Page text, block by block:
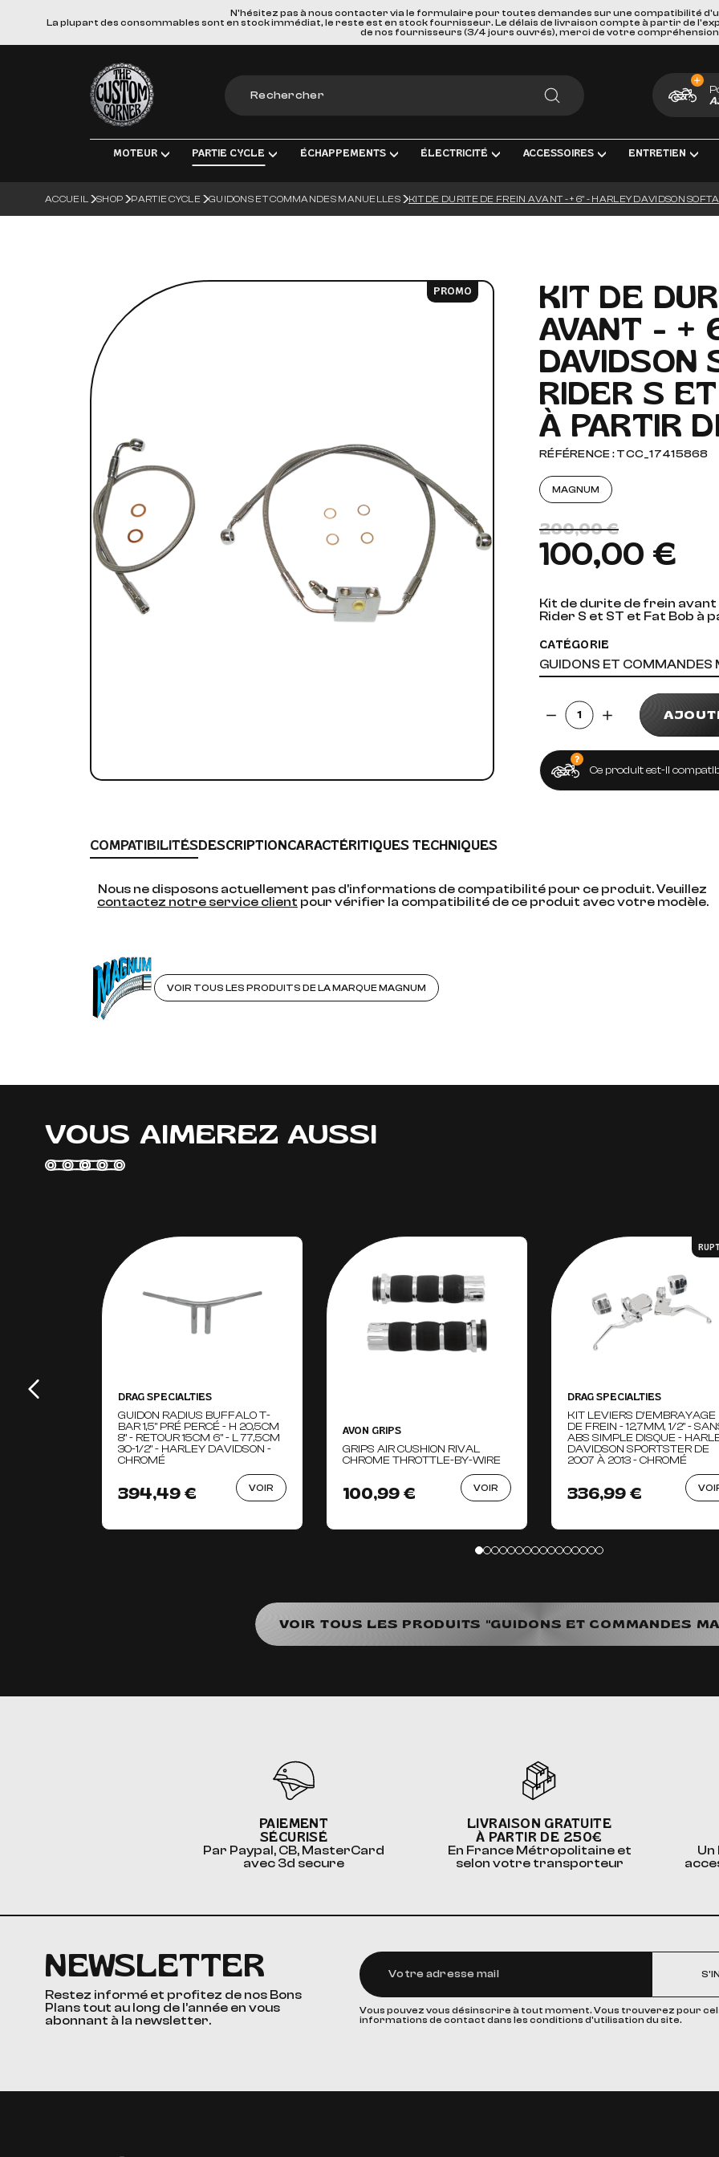
N'hésitez pas à nous contacter via le formulaire pour toutes demandes sur une compatibilité
La plupart des consommables sont en stock immédiat, le reste est en stock fournisseur. Le délais de livraison compte à partir de
de nos fournisseurs (3/4 jours ouvrés), merci de votre compréhension
The Custom Corner
RECHERCHER
MOTEUR
MOTEUR & PIÈCES DE RECHANGE
PARTIE CYCLE
TRANSMISSION FINALE
ROUES & ACCESSOIRES
CHAMBRES À AIR & ACCESSOIRES
ÉCHAPPEMENTS
LIGNES D'ÉCHAPPEMENT COMPLÈTE
MATERIEL DE MONTAGE & ACCESSOIRES
ÉLECTRICITÉ
ÉLECTRICITÉ ET MESURE
BOUGIES D'ALLUMAGE
ACCESSOIRES
BAGAGERIE
ACCESSOIRES DIVERS
PAREBRISES ET CARENAGES
AUDIO, VIDÉO ET FIXATIONS
ENTRETIEN
HUILES, PRODUIT CHIMIQUES ET
BOUGIES D'ALLUMAGE
BATTERIES
OUTILLAGE
VISSERIE
GOODIES
ACCUEIL SHOP PARTIE CYCLE GUIDONS ET COMMANDES MANUELLES KIT DE DURITE DE FREIN AVANT - + 6" - HARLEY DAVIDSON
PROMO
KIT DE
AVANT - +
DAVIDSON
RIDER S
À PARTIR
RÉFÉRENCE : TCC_17415868
MAGNUM
200,00 €
100,00 €
Kit de durite de frein avant
Rider S et ST et Fat Bob à
CATÉGORIE
GUIDONS ET COMMANDES
Quantité
Ce produit est-il
COMPATIBILITÉSDESCRIPTIONCARACTÉRITIQUES TECHNIQUES
Nous ne disposons actuellement pas d'informations de compatibilité pour ce produit. Veuillez
contactez notre service client pour vérifier la compatibilité de ce produit avec votre modèle.
VOIR TOUS LES PRODUITS DE LA MARQUE MAGNUM
VOUS AIMEREZ AUSSI
DRAG SPECIALTIES
GUIDON RADIUS BUFFALO T-
BAR 1,5" PRÉ PERCÉ - H 20,5CM
8" - RETOUR 15CM 6" - L 77,5CM
30-1/2" - HARLEY DAVIDSON -
CHROMÉ
394,49 € VOIR
AVON GRIPS
GRIPS AIR CUSHION RIVAL
CHROME THROTTLE-BY-WIRE
100,99 € VOIR
DRAG SPECIALTIES
KIT LEVIERS D'EMBRAYAGE
DE FREIN - 12,7MM, 1/2" -
ABS SIMPLE DISQUE -
DAVIDSON SPORTSTER DE
2007 À 2013 - CHROMÉ
336,99 €
VOIR TOUS LES PRODUITS "GUIDONS ET COMMANDES
PAIEMENT
SÉCURISÉ
Par Paypal, CB, MasterCard
avec 3d secure
LIVRAISON GRATUITE
À PARTIR DE 250€
En France Métropolitaine et
selon votre transporteur
NEWSLETTER
Restez informé et profitez de nos Bons
Plans tout au long de l’année en vous
abonnant à la newsletter.
Vous pouvez vous désinscrire à tout moment. Vous trouverez pour
informations de contact dans les conditions d'utilisation du site.